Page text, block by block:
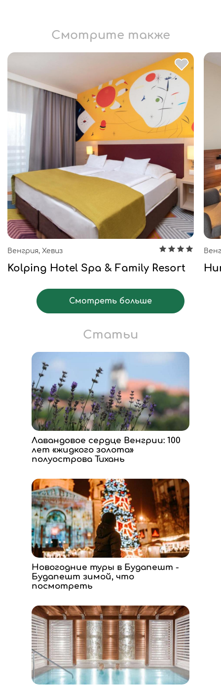
Смотрите также
Венгрия, Хевиз
Kolping Hotel Spa & Family Resort
Смотреть больше
Статьи
Лавандовое сердце Венгрии: 100
лет «жидкого золота»
полуострова Тихань
Новогодние туры в Будапешт -
Будапешт зимой, что
посмотреть